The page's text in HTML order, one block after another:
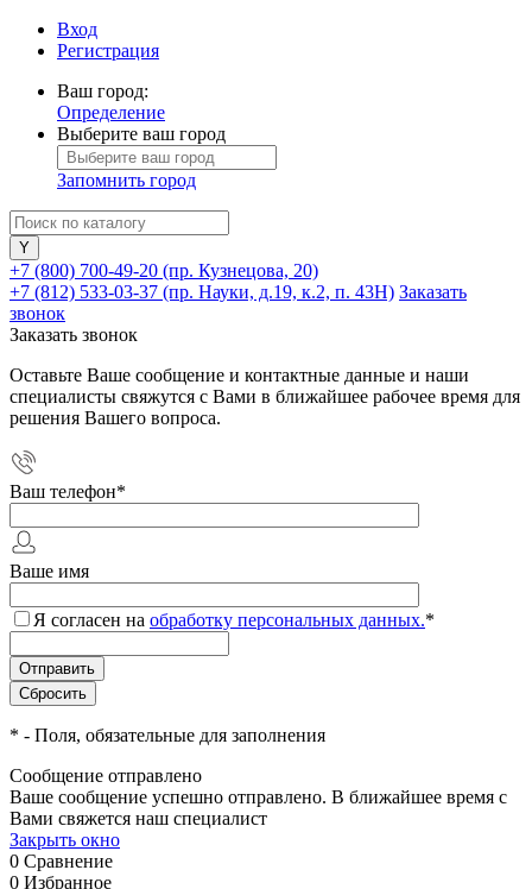
Вход
Регистрация
Ваш город:
Определение
Выберите ваш город
Запомнить город
+7 (800) 700-49-20 (пр. Кузнецова, 20)
+7 (812) 533-03-37 (пр. Науки, д.19, к.2, п. 43Н) Заказать
звонок
Заказать звонок
Оставьте Ваше сообщение и контактные данные и наши
специалисты свяжутся с Вами в ближайшее рабочее время для
решения Вашего вопроса.
Ваш телефон*
Ваше имя
Я согласен на обработку персональных данных.*
* - Поля, обязательные для заполнения
Сообщение отправлено
Ваше сообщение успешно отправлено. В ближайшее время с
Вами свяжется наш специалист
Закрыть окно
0 Сравнение
0 Избранное